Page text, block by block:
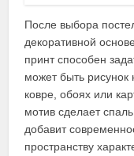
После выбора
декоративной
принт способен
может быть рисунок
ковре, обоях или
мотив сделает
добавит
пространству